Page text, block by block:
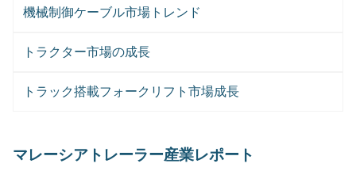
機械制御ケーブル市場トレンド
トラクター市場の成長
トラック搭載フォークリフト市場成長
マレーシアトレーラー産業レポート